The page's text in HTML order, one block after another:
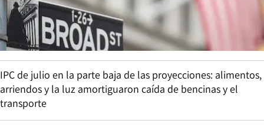
IPC de julio en la parte baja de las proyecciones: alimentos,
arriendos y la luz amortiguaron caída de bencinas y el
transporte